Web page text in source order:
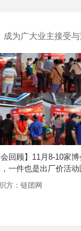
为广大业主接受
会回顾】11月8-10家
一件也是出厂价活动
方：链团网